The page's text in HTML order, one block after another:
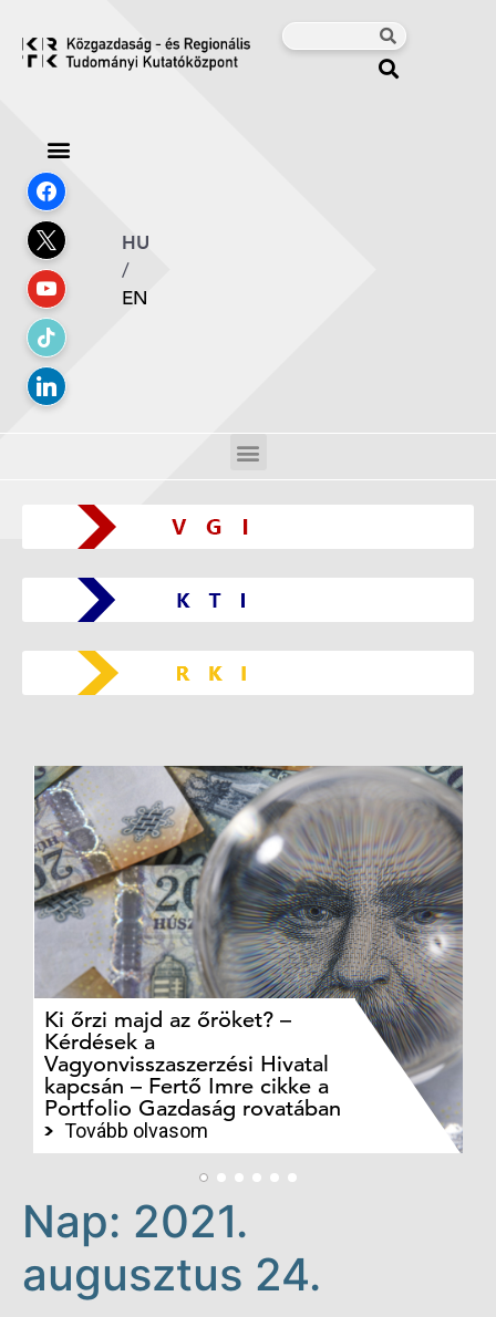
HU
/
EN
Ki őrzi majd az őröket? –
Kérdések a
Vagyonvisszaszerzési Hivatal
kapcsán – Fertő Imre cikke a
Portfolio Gazdaság rovatában
Tovább olvasom
Nap: 2021.
augusztus 24.